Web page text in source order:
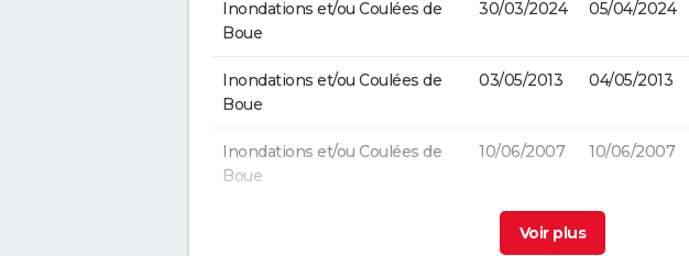
Inondations et/ou Coulées de
Boue
30/03/2024 05/04/2024
Inondations et/ou Coulées de
Boue
03/05/2013 04/05/2013
Inondations et/ou Coulées de
Boue
10/06/2007 10/06/2007
13/03/2001 15/03/2001